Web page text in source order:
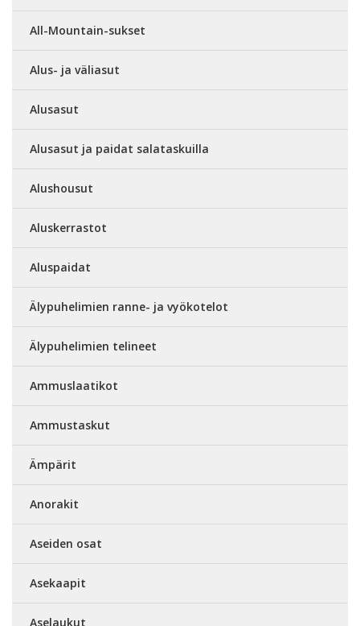
All-Mountain-sukset
Alus- ja väliasut
Alusasut
Alusasut ja paidat salataskuilla
Alushousut
Aluskerrastot
Aluspaidat
Älypuhelimien ranne- ja vyökotelot
Älypuhelimien telineet
Ammuslaatikot
Ammustaskut
Ämpärit
Anorakit
Aseiden osat
Asekaapit
Aselaukut